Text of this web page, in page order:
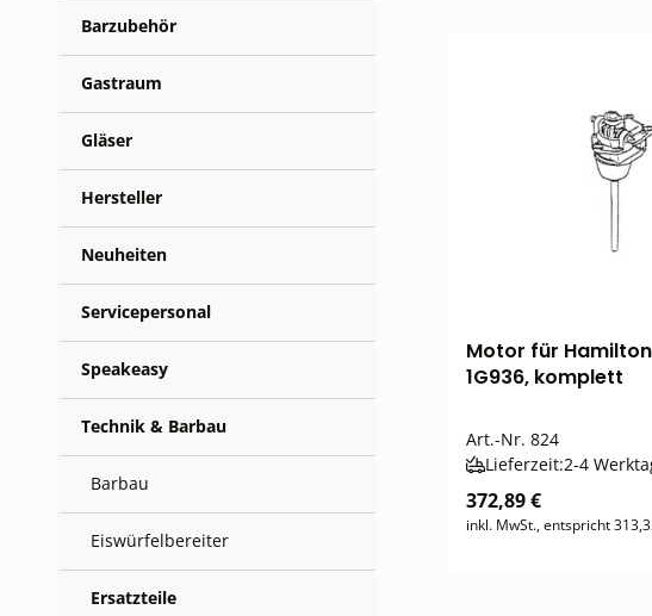
Barzubehör
Gastraum
Gläser
Hersteller
Neuheiten
Servicepersonal
Speakeasy
Technik & Barbau
Barbau
Eiswürfelbereiter
Ersatzteile
Motor für
1G936, komplett
Art.-Nr. 824
Lieferzeit:2-4
372,89 €
inkl. MwSt., entspricht